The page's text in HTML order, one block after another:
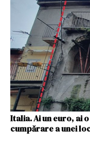
Italia. Ai un euro, ai
cumpărare a unei